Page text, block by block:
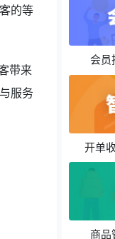
的等
带来
服务
会员
开单
商品